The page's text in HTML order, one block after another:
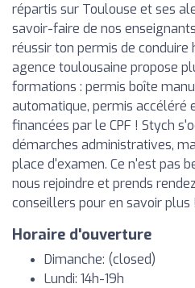
répartis sur Toulouse et ses
savoir-faire de nos
réussir ton permis de conduire
agence toulousaine propose
formations : permis boîte
automatique, permis accéléré
financées par le CPF ! Stych
démarches administratives,
place d'examen. Ce n'est pas
nous rejoindre et prends
conseillers pour en savoir plus !
Horaire d'ouverture
Dimanche: (closed)
Lundi: 14h-19h